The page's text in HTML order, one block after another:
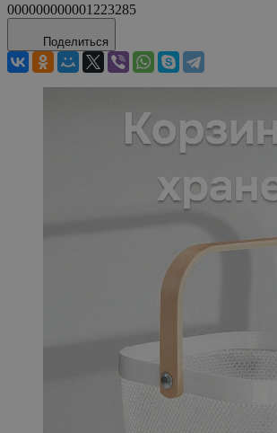
000000000001223285
Поделиться